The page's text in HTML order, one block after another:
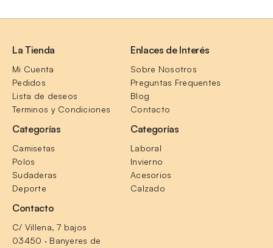
La Tienda
Mi Cuenta
Pedidos
Lista de deseos
Terminos y Condiciones
Enlaces de Interés
Sobre Nosotros
Preguntas Frequentes
Blog
Contacto
Categorías
Camisetas
Polos
Sudaderas
Deporte
Categorías
Laboral
Invierno
Acesorios
Calzado
Contacto
C/ Villena, 7 bajos
03450 · Banyeres de